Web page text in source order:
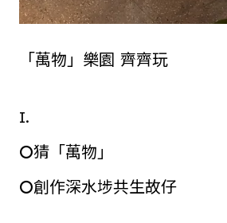
「萬物」樂園 齊齊玩
I.
⭘猜「萬物」
⭘創作深水埗共生故仔